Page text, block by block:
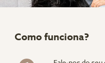
Como funciona?